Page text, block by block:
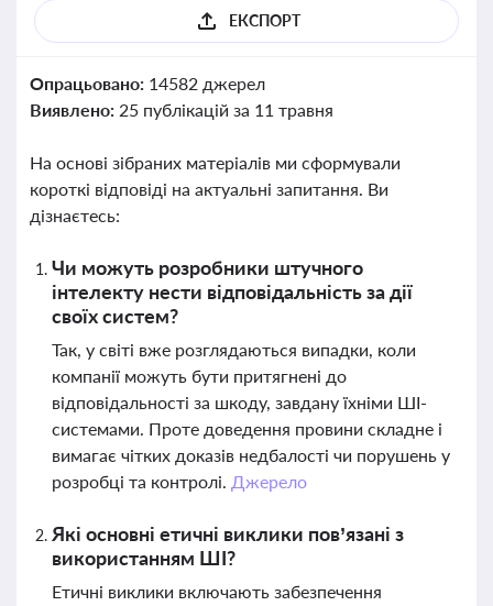
ЕКСПОРТ
Опрацьовано: 14582 джерел
Виявлено: 25 публікацій за 11 травня
На основі зібраних матеріалів ми сформували
короткі відповіді на актуальні запитання. Ви
дізнаєтесь:
Чи можуть розробники штучного
інтелекту нести відповідальність за дії
своїх систем?
Так, у світі вже розглядаються випадки, коли
компанії можуть бути притягнені до
відповідальності за шкоду, завдану їхніми ШІ-
системами. Проте доведення провини складне і
вимагає чітких доказів недбалості чи порушень у
розробці та контролі. Джерело
Які основні етичні виклики пов’язані з
використанням ШІ?
Етичні виклики включають забезпечення